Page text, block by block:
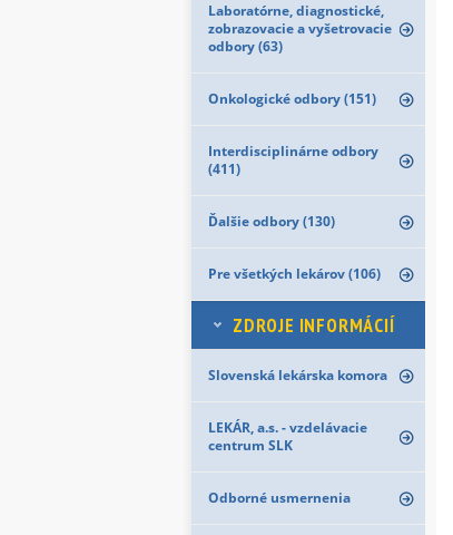
Laboratórne, diagnostické,
zobrazovacie a vyšetrovacie
odbory (63)
Onkologické odbory (151)
Interdisciplinárne odbory
(411)
Ďalšie odbory (130)
Pre všetkých lekárov (106)
ZDROJE INFORMÁCIÍ
Slovenská lekárska komora
LEKÁR, a.s. - vzdelávacie
centrum SLK
Odborné usmernenia